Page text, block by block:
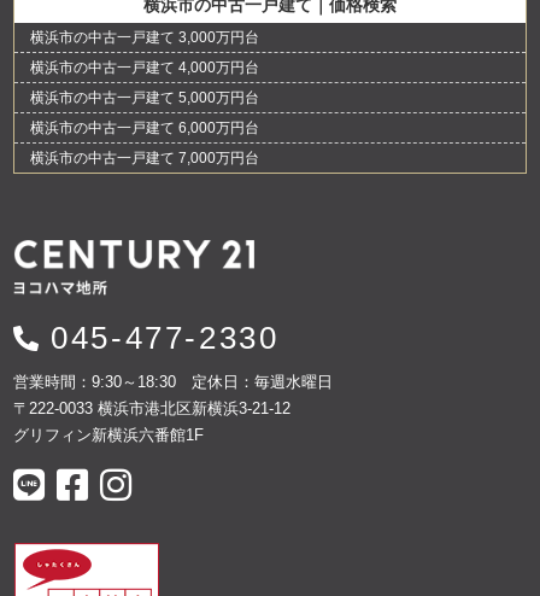
横浜市の中古一戸建て｜価格検索
横浜市の中古一戸建て 3,000万円台
横浜市の中古一戸建て 4,000万円台
横浜市の中古一戸建て 5,000万円台
横浜市の中古一戸建て 6,000万円台
横浜市の中古一戸建て 7,000万円台
045-477-2330
営業時間：9:30～18:30 定休日：毎週水曜日
〒222-0033 横浜市港北区新横浜3-21-12
グリフィン新横浜六番館1F